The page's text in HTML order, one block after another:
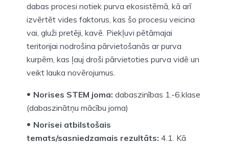
dabas procesi notiek purva ekosistēmā, kā arī
izvērtēt vides faktorus, kas šo procesu veicina
vai, gluži pretēji, kavē. Piekļuvi pētāmajai
teritorijai nodrošina pārvietošanās ar purva
kurpēm, kas ļauj droši pārvietoties purva vidē un
veikt lauka novērojumus.
Norises STEM joma: dabaszinības 1.-6.klase
(dabaszinātņu mācību joma)
Norisei atbilstošais
temats/sasniedzamais rezultāts: 4.1. Kā